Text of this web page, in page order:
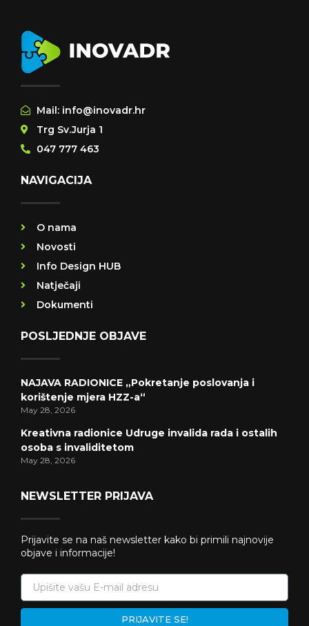
Mail: info@inovadr.hr
Trg Sv.Jurja 1
047 777 463
NAVIGACIJA
O nama
Novosti
Info Design HUB
Natječaji
Dokumenti
POSLJEDNJE OBJAVE
NAJAVA RADIONICE „Pokretanje poslovanja i
korištenje mjera HZZ-a“
May 28, 2026
Kreativna radionice Udruge invalida rada i ostalih
osoba s invaliditetom
May 28, 2026
NEWSLETTER PRIJAVA
Prijavite se na naš newsletter kako bi primili najnovije
objave i informacije!
PRIJAVITE SE!